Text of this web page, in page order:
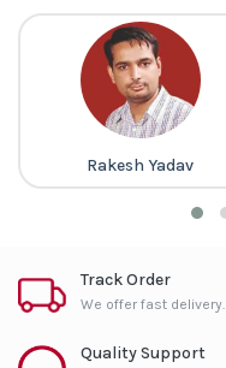
Rakesh Yadav
Track Order
We offer fast delivery.
Quality Support